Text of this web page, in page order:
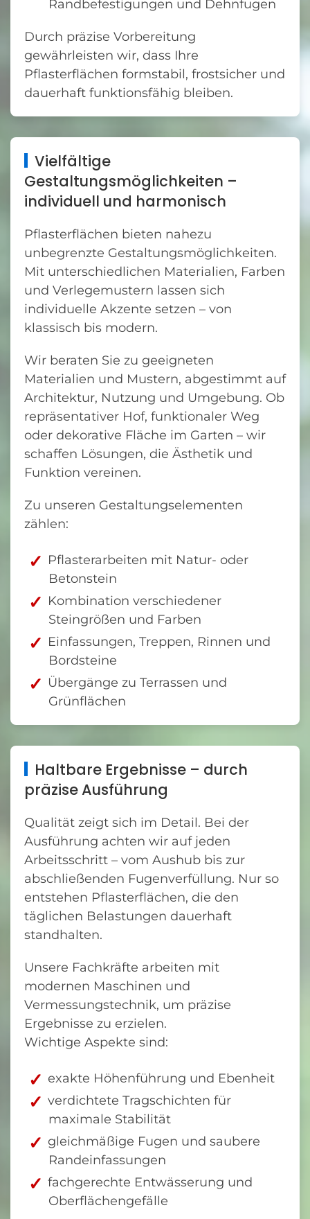
Randbefestigungen und Dehnfugen
Durch präzise Vorbereitung
gewährleisten wir, dass Ihre
Pflasterflächen formstabil, frostsicher und
dauerhaft funktionsfähig bleiben.
Vielfältige
Gestaltungsmöglichkeiten –
individuell und harmonisch
Pflasterflächen bieten nahezu
unbegrenzte Gestaltungsmöglichkeiten.
Mit unterschiedlichen Materialien, Farben
und Verlegemustern lassen sich
individuelle Akzente setzen – von
klassisch bis modern.
Wir beraten Sie zu geeigneten
Materialien und Mustern, abgestimmt auf
Architektur, Nutzung und Umgebung. Ob
repräsentativer Hof, funktionaler Weg
oder dekorative Fläche im Garten – wir
schaffen Lösungen, die Ästhetik und
Funktion vereinen.
Zu unseren Gestaltungselementen
zählen:
Pflasterarbeiten mit Natur- oder
Betonstein
Kombination verschiedener
Steingrößen und Farben
Einfassungen, Treppen, Rinnen und
Bordsteine
Übergänge zu Terrassen und
Grünflächen
Haltbare Ergebnisse – durch
präzise Ausführung
Qualität zeigt sich im Detail. Bei der
Ausführung achten wir auf jeden
Arbeitsschritt – vom Aushub bis zur
abschließenden Fugenverfüllung. Nur so
entstehen Pflasterflächen, die den
täglichen Belastungen dauerhaft
standhalten.
Unsere Fachkräfte arbeiten mit
modernen Maschinen und
Vermessungstechnik, um präzise
Ergebnisse zu erzielen.
Wichtige Aspekte sind:
exakte Höhenführung und Ebenheit
verdichtete Tragschichten für
maximale Stabilität
gleichmäßige Fugen und saubere
Randeinfassungen
fachgerechte Entwässerung und
Oberflächengefälle